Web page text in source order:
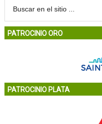
PATROCINIO ORO
PATROCINIO PLATA